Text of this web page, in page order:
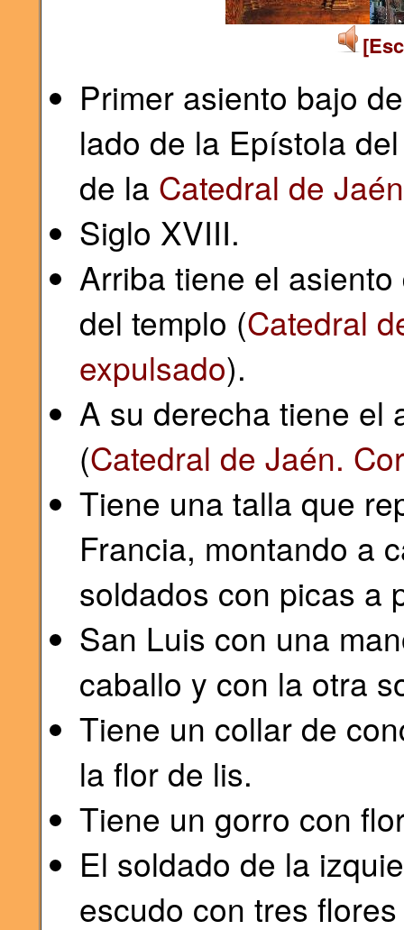
Primer asiento bajo
lado de la Epístola
de la Catedral de Jaén
Siglo XVIII.
Arriba tiene el
del templo (Catedral
expulsado).
A su derecha tiene el
(Catedral de Jaén.
Tiene una talla que
Francia, montando a
soldados con picas a
San Luis con una
caballo y con la otra
Tiene un collar de
la flor de lis.
Tiene un gorro con
El soldado de la
escudo con tres